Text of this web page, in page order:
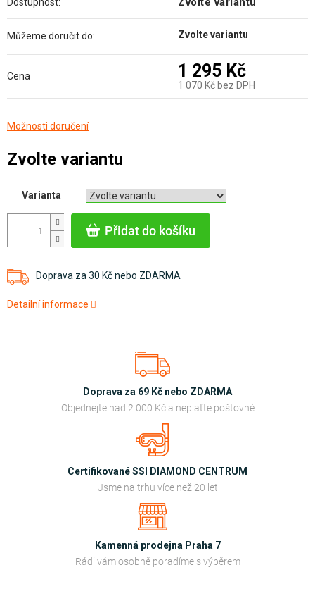
Přidat do košíku
Doprava za 30 Kč nebo ZDARMA
Detailní informace
Můžeme doručit do: Zvolte variantu
Cena 1 295 Kč
1 070 Kč bez DPH
Možnosti doručení
Zvolte variantu
Varianta
Doprava za 69 Kč nebo ZDARMA
Objednejte nad 2 000 Kč a neplaťte poštovné
Certifikované SSI DIAMOND CENTRUM
Jsme na trhu více než 20 let
Kamenná prodejna Praha 7
Rádi vám osobně poradíme s výběrem